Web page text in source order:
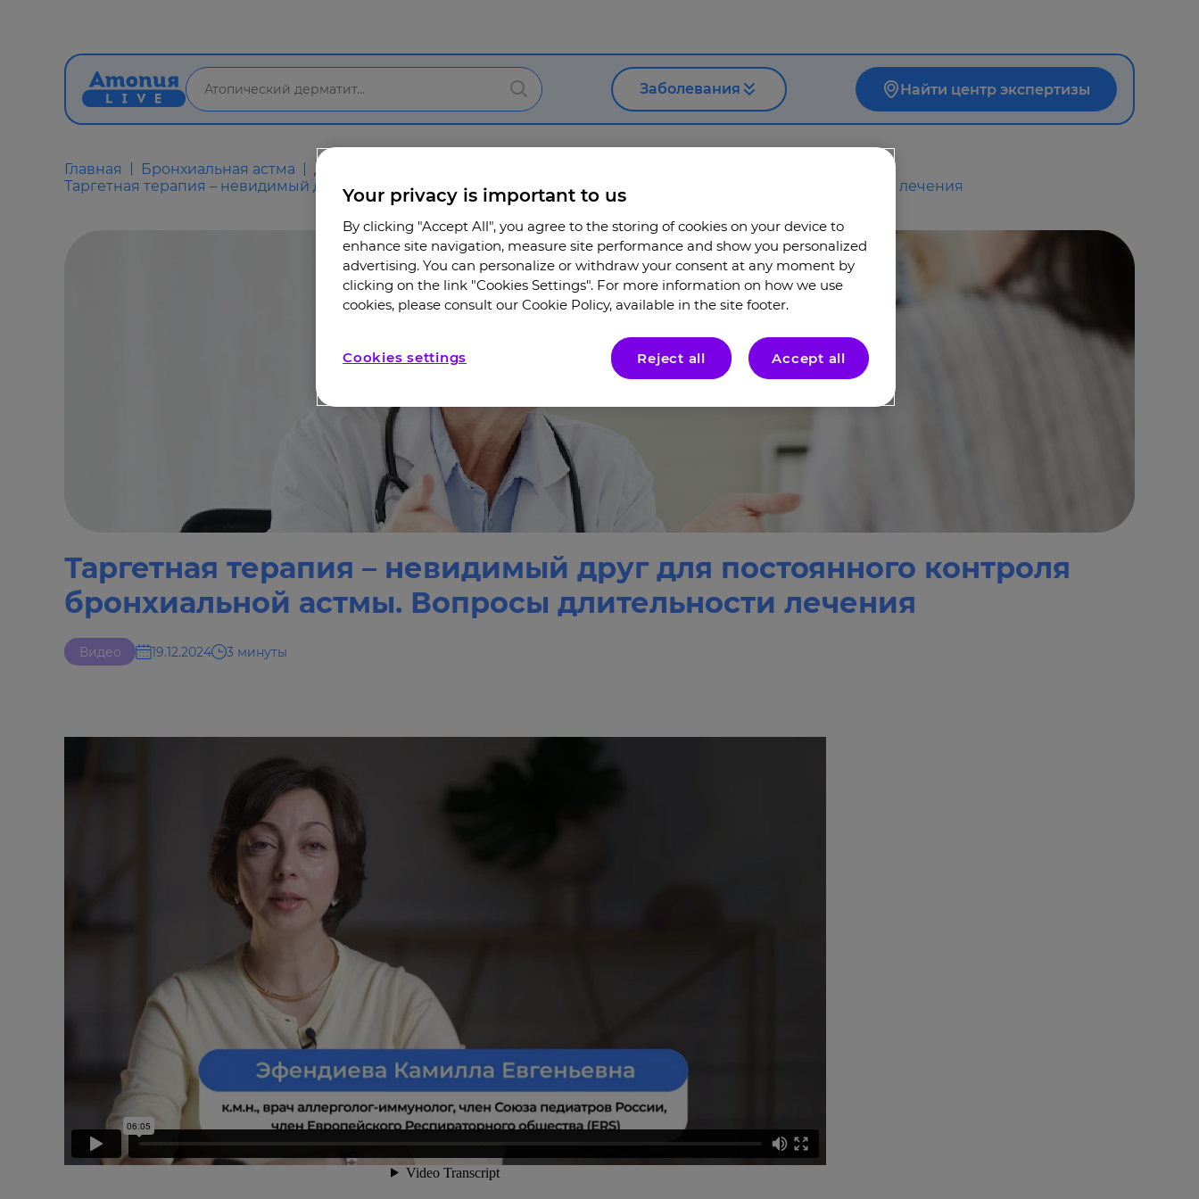
Заболевания Найти центр экспертизы
Главная Бронхиальная астма
Для детей и их родителей
Таргетная терапия – невидимый друг для постоянного контроля бронхиальной астмы. Вопросы длительности лечения
Таргетная терапия – невидимый друг для постоянного контроля
бронхиальной астмы. Вопросы длительности лечения
Видео 19.12.2024 3 минуты
Your privacy is important to us
By clicking "Accept All", you agree to the storing of cookies on your device to
enhance site navigation, measure site performance and show you personalized
advertising. You can personalize or withdraw your consent at any moment by
clicking on the link "Cookies Settings". For more information on how we use
cookies, please consult our Cookie Policy, available in the site footer.
Cookies settings Reject all Accept all